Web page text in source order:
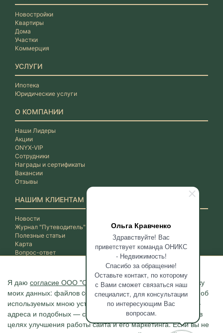
Ольга Кравченко
Здравствуйте! Вас
приветствует команда ОНИКС
- Недвижимость!
Спасибо за обращение!
Оставьте контакт, по которому
с Вами сможет связаться наш
специалист, для консультации
по интересующим Вас
вопросам.
Я даю согласие ООО "ОНИКС-Недвижимость"на обработку
моих данных: файлов cookie, сведений о моих действиях, об
используемых мною устройствах, даты и время сессии, IP-
адреса и подобных — с помощью метрических программ в
целях улучшения работы сайта и его маркетинга. Если вы не
Новостройки
Квартиры
Дома
Участки
Коммерция
УСЛУГИ
Ипотека
Юридические услуги
О КОМПАНИИ
Наши Лидеры
Акции
ONYX-VIP
Сотрудники
Награды и сертификаты
Вакансии
Отзывы
НАШИМ КЛИЕНТАМ
Новости
Журнал "Путеводитель"
Полезные статьи
Карта
Вопрос-ответ